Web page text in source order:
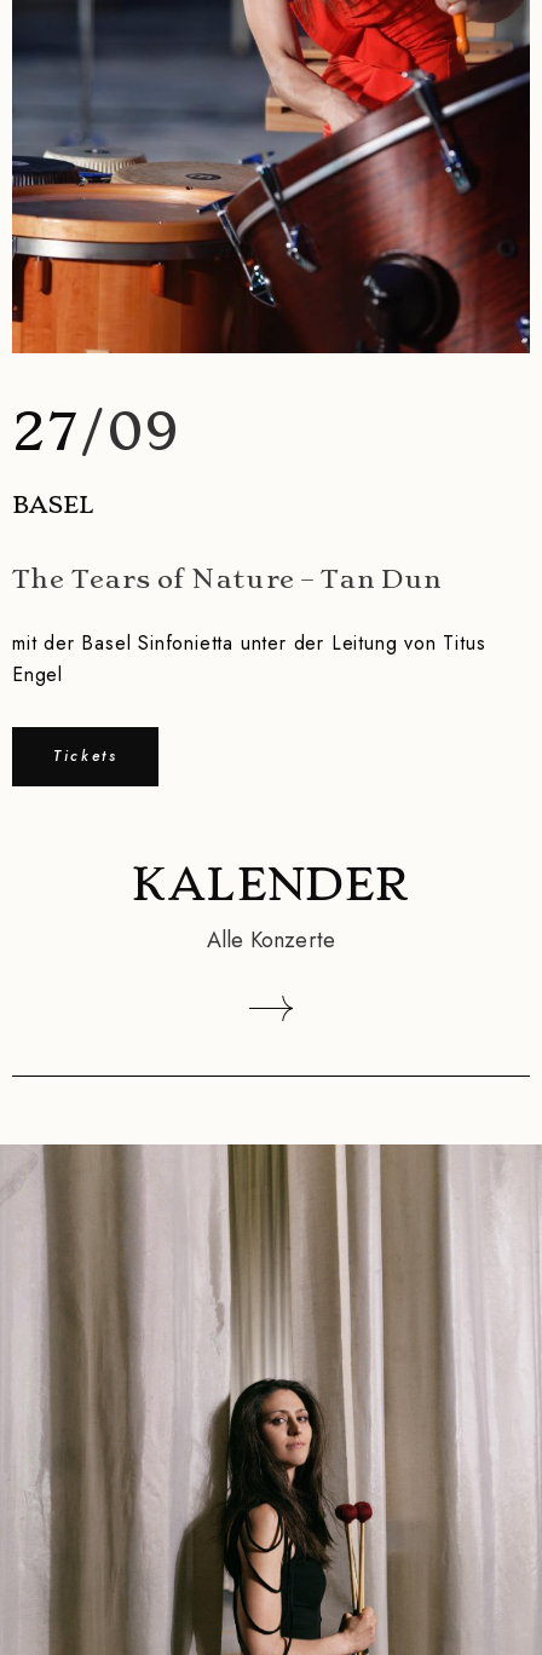
27/09
BASEL
The Tears of Nature – Tan Dun
mit der Basel Sinfonietta unter der Leitung von Titus
Engel
Tickets
KALENDER
Alle Konzerte